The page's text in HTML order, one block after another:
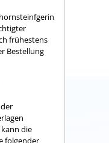
frühestens
Bestellung
die
folgender